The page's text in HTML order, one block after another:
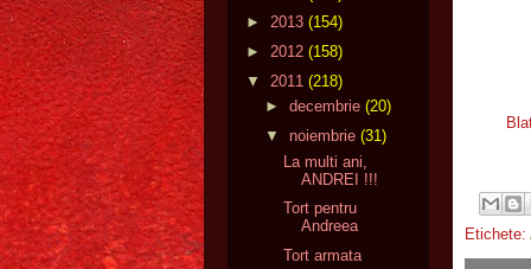
Etichete:
► 2013 (154)
► 2012 (158)
▼
2011 (218)
► decembrie (20)
▼
noiembrie (31)
La multi ani,
ANDREI !!!
Tort pentru
Andreea
Tort armata